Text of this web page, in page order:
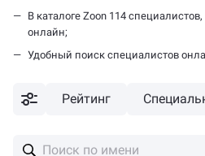
В каталоге Zoon 114 специалистов, предоставляющих услуги
онлайн;
Удобный поиск специалистов
Рейтинг